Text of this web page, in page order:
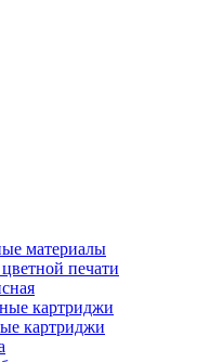
материалы
печати
картриджи
картриджи